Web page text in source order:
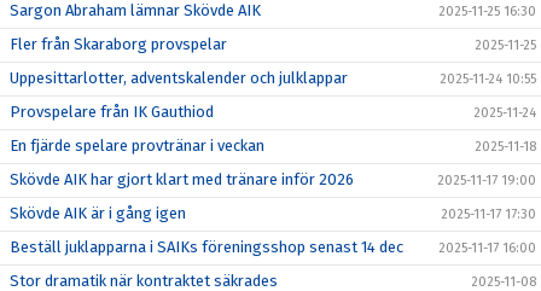
Sargon Abraham lämnar Skövde AIK 2025-11-25 16:30
Fler från Skaraborg provspelar 2025-11-25
Uppesittarlotter, adventskalender och julklappar 2025-11-24 10:55
Provspelare från IK Gauthiod 2025-11-24
En fjärde spelare provtränar i veckan 2025-11-18
Skövde AIK har gjort klart med tränare inför 2026 2025-11-17 19:00
Skövde AIK är i gång igen 2025-11-17 17:30
Beställ juklapparna i SAIKs föreningsshop senast 14 dec 2025-11-17 16:00
Stor dramatik när kontraktet säkrades 2025-11-08